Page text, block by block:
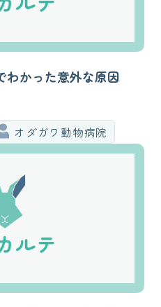
わかった意外な原因
オダガワ動物病院